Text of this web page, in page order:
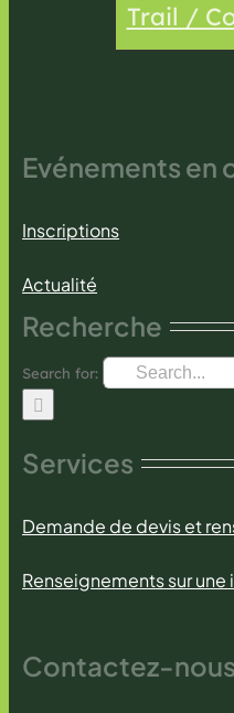
Trail /
Evénements en
Inscriptions
Actualité
Recherche
Search for:
Services
Demande de devis et
Renseignements sur
Contactez-nous